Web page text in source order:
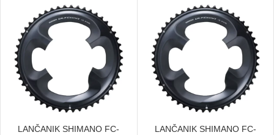
LANČANIK SHIMANO FC-
LANČANIK SHIMANO FC-